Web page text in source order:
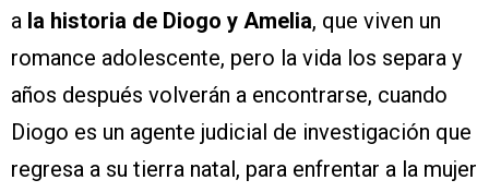
a la historia de Diogo y Amelia, que viven un
romance adolescente, pero la vida los separa y
años después volverán a encontrarse, cuando
Diogo es un agente judicial de investigación que
regresa a su tierra natal, para enfrentar a la mujer